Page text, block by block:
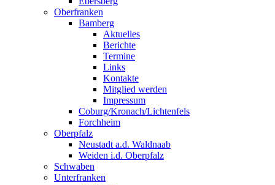
Oberfranken
Bamberg
Aktuelles
Berichte
Termine
Links
Kontakte
Mitglied werden
Impressum
Coburg/Kronach/Lichtenfels
Forchheim
Oberpfalz
Neustadt a.d. Waldnaab
Weiden i.d. Oberpfalz
Schwaben
Unterfranken